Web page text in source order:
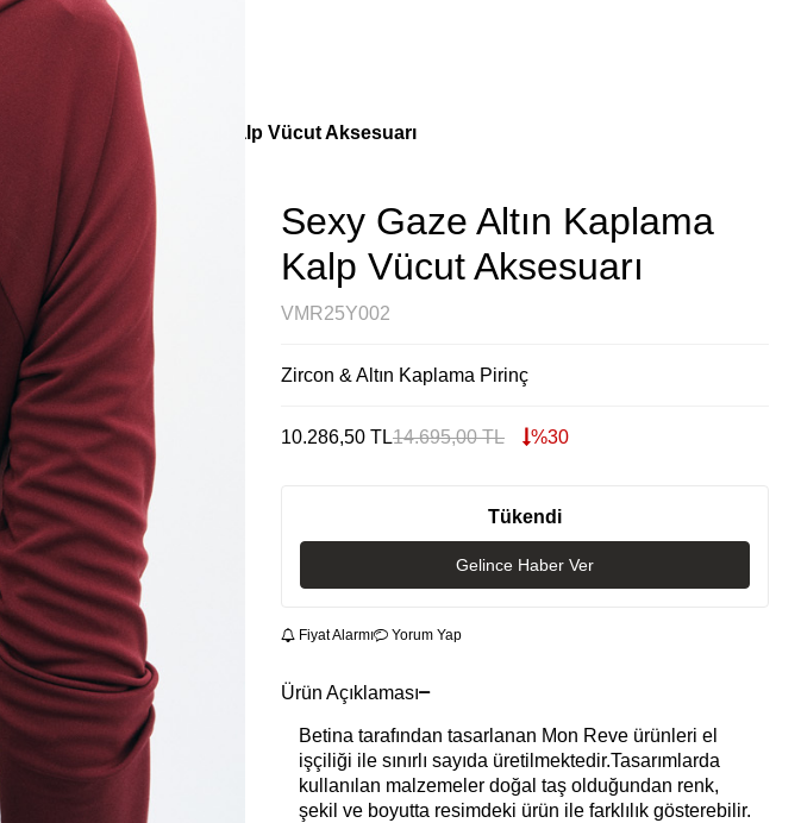
Sexy Gaze Altın Kaplama Kalp Vücut Aksesuarı
Sexy Gaze Altın Kaplama
Kalp Vücut Aksesuarı
VMR25Y002
Zircon & Altın Kaplama Pirinç
10.286,50 TL14.695,00TL %30
Tükendi
Gelince Haber Ver
Fiyat Alarmı Yorum Yap
Ürün Açıklaması
Betina tarafından tasarlanan Mon Reve ürünleri el
işçiliği ile sınırlı sayıda üretilmektedir.Tasarımlarda
kullanılan malzemeler doğal taş olduğundan renk,
şekil ve boyutta resimdeki ürün ile farklılık gösterebilir.